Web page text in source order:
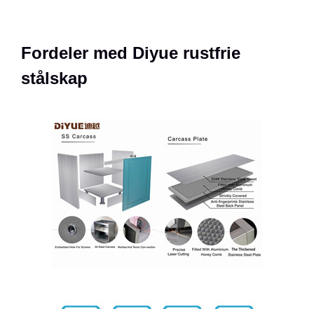
Fordeler med Diyue rustfrie
stålskap